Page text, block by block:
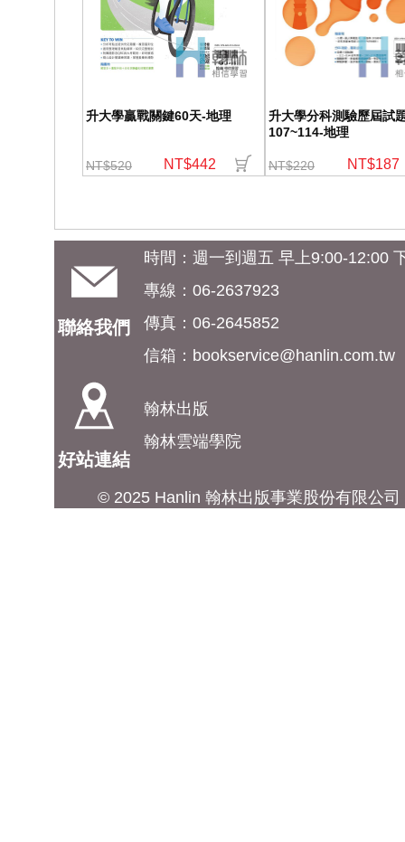
升大學贏戰關鍵60天-地理
NT$520 NT$442
升大學分科測驗歷屆試
107~114-地理
NT$220 NT$187
聯絡我們
時間：週一到週五 早上9:00-12:00
專線：06-2637923
傳真：06-2645852
信箱： bookservice@hanlin.com.tw
好站連結
翰林出版
翰林雲端學院
© 2025 Hanlin 翰林出版事業股份有限公司